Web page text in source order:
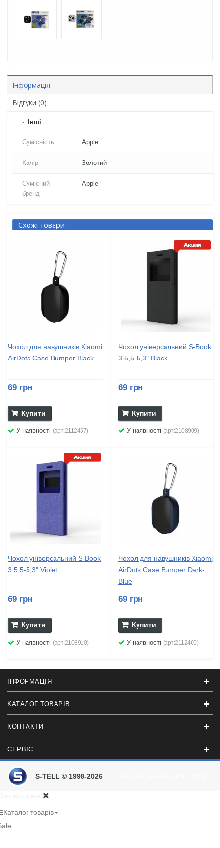
Інформація
Відгуки (0)
Iнші
Сумісність Apple
Колір Золотий
Сумісний
бренд
Apple
Схожі товари
Чохол для навушників Xiaomi
AirDots Case Bumper Black
69 грн
Купити
У наявності (арт:2112457)
Чохол універсальний S-Book
3 5,5-5,3" Black
69 грн
Купити
У наявності (арт:2108909)
Чохол універсальний S-Book
3 5,5-5,3" Violet
69 грн
Купити
У наявності (арт:2108910)
Чохол для навушників Xiaomi
AirDots Case Bumper Dark-
Blue
69 грн
Купити
У наявності (арт:2112460)
ІНФОРМАЦІЯ
КАТАЛОГ ТОВАРІВ
КОНТАКТИ
СЕРВІС
S-TELL © 1998-2026
Каталог товарів